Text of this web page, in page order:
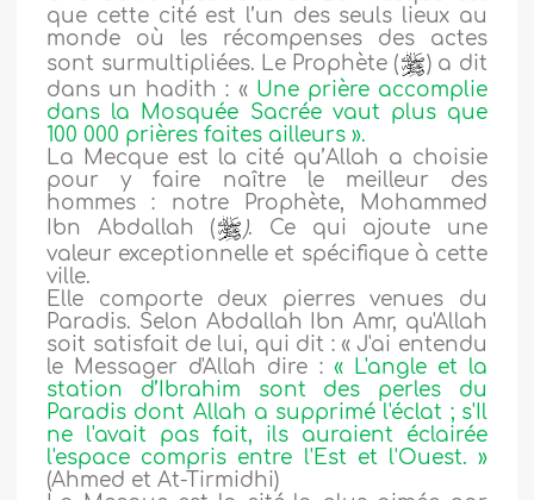
que cette cité est l’un des seuls lieux au
monde où les récompenses des actes
sont surmultipliées. Le Prophète (
) a dit
dans un hadith : « Une prière accomplie
dans la Mosquée Sacrée vaut plus que
100 000 prières faites ailleurs ».
La Mecque est la cité qu’Allah a choisie
pour y faire naître le meilleur des
hommes : notre Prophète, Mohammed
Ibn Abdallah (
). Ce qui ajoute une
valeur exceptionnelle et spécifique à cette
ville.
Elle comporte deux pierres venues du
Paradis. Selon Abdallah Ibn Amr, qu'Allah
soit satisfait de lui, qui dit : « J'ai entendu
le Messager d'Allah dire :« L'angle et la
station d’Ibrahim sont des perles du
Paradis dont Allah a supprimé l'éclat ; s'Il
ne l'avait pas fait, ils auraient éclairée
l'espace compris entre l'Est et l'Ouest. »
(Ahmed et At-Tirmidhi)